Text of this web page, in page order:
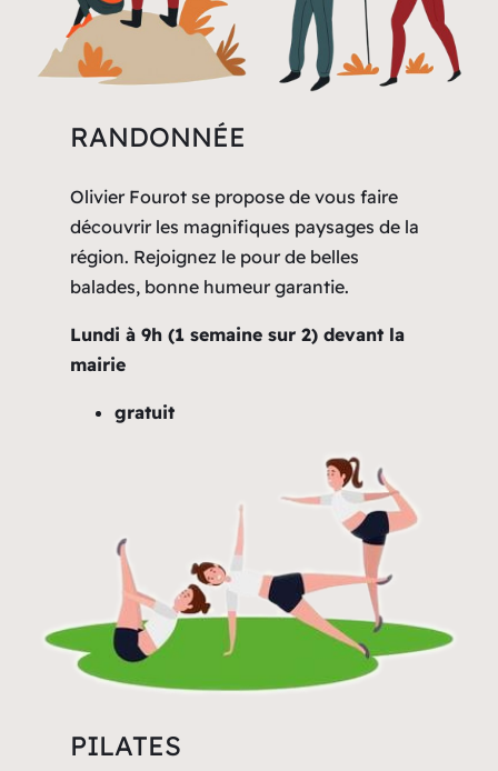
RANDONNÉE
Olivier Fourot se propose de vous faire
découvrir les magnifiques paysages de la
région. Rejoignez le pour de belles
balades, bonne humeur garantie.
Lundi à 9h (1 semaine sur 2) devant la
mairie
gratuit
PILATES